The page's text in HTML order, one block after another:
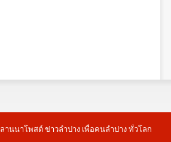
ลานนาโพสต์ ข่าวลำปาง เพื่อคนลำปาง ทั่วโลก